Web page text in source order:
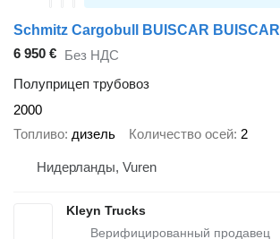
Schmitz Cargobull BUISCAR BUISCAR
6 950 € Без НДС
Полуприцеп трубовоз
2000
Топливо дизель Количество осей 2
Нидерланды, Vuren
Kleyn Trucks